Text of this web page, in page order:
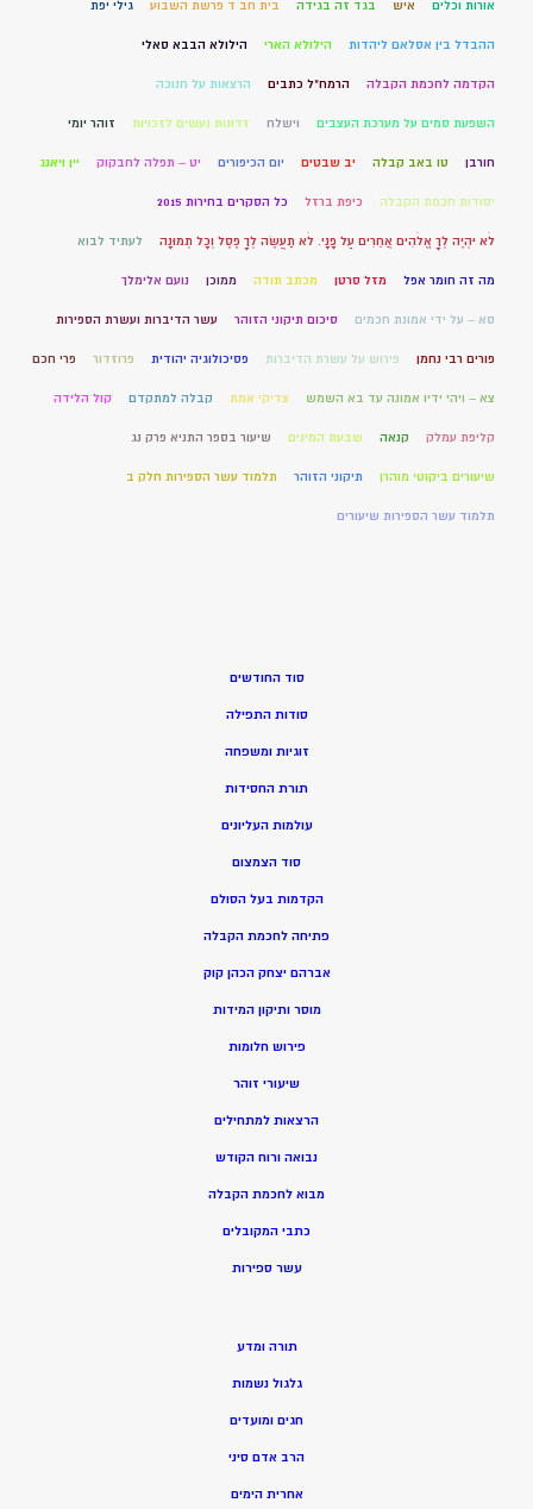
אורות וכלים איש בגד זה בגידה בית חב ד פרשת השבוע גילי יפת
ההבדל בין אסלאם ליהדות הילולא הארי הילולא הבבא סאלי
הקדמה לחכמת הקבלה הרמח"ל כתבים הרצאות על חנוכה
השפעת סמים על מערכת העצבים וישלח זדונות נעשים לזכויות זוהר יומי
חורבן טו באב קבלה יב שבטים יום הכיפורים יט – תפלה לחבקוק יין ויאנג
יסודות חכמת הקבלה כיפת ברזל כל הסקרים בחירות 2015
לֹא יִהְיֶה לְךָ אֱלֹהִים אֲחֵרִים עַל פָּנָי. לֹא תַעֲשֶׂה לְךָ פֶסֶל וְכָל תְּמוּנָה לעתיד לבוא
מה זה חומר אפל מזל סרטן מכתב תודה ממוכן נועם אלימלך
סא – על ידי אמונת חכמים סיכום תיקוני הזוהר עשר הדיברות ועשרת הספירות
פורים רבי נחמן פירוש על עשרת הדיברות פסיכולוגיה יהודית פרוזדור פרי חכם
צא – ויהי ידיו אמונה עד בא השמש צדיקי אמת קבלה למתקדם קול הלידה
קליפת עמלק קנאה שבעת המינים שיעור בספר התניא פרק נג
שיעורים ביקוטי מוהרן תיקוני הזוהר תלמוד עשר הספירות חלק ב
תלמוד עשר הספירות שיעורים
סוד החודשים
סודות התפילה
זוגיות ומשפחה
תורת החסידות
עולמות העליונים
סוד הצמצום
הקדמות בעל הסולם
פתיחה לחכמת הקבלה
אברהם יצחק הכהן קוק
מוסר ותיקון המידות
פירוש חלומות
שיעורי זוהר
הרצאות למתחילים
נבואה ורוח הקודש
מבוא לחכמת הקבלה
כתבי המקובלים
עשר ספירות
תורה ומדע
גלגול נשמות
חגים ומועדים
הרב אדם סיני
אחרית הימים